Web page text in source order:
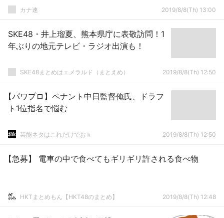
カナ速 2019/8/8(Th) 13:00
SKE48・井上瑠夏、熊本県庁に表敬訪問！1
年ぶりの地元テレビ・ラジオ出演も！
SKE48まとめはエメラルド（まとえめ） 2019/8/8(Th) 12:50
【パワプロ】ペナント中日監督俺氏、ドラフ
ト1位指名で悩む
芸能ネタはこれだけでおｋ 2019/8/8(Th) 12:50
【急募】 電車の中で食べてもギリギリ許される食べ物
HKTまとめもん【HKT48のまとめ】 2019/8/8(Th) 12:48